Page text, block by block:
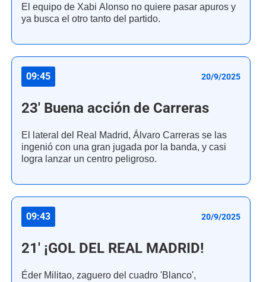
El equipo de Xabi Alonso no quiere pasar apuros y
ya busca el otro tanto del partido.
09:45 20/9/2025
23' Buena acción de Carreras
El lateral del Real Madrid, Álvaro Carreras se las
ingenió con una gran jugada por la banda, y casi
logra lanzar un centro peligroso.
09:43 20/9/2025
21' ¡GOL DEL REAL MADRID!
Éder Militao, zaguero del cuadro 'Blanco',